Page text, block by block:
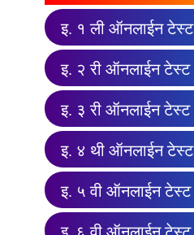
इ. १ ली ऑनलाईन टेस्ट
इ. २ री ऑनलाईन टेस्ट
इ. ३ री ऑनलाईन टेस्ट
इ. ४ थी ऑनलाईन टेस्ट
इ. ५ वी ऑनलाईन टेस्ट